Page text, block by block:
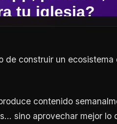
de construir un ecosistema
contenido
sino aprovechar mejor lo